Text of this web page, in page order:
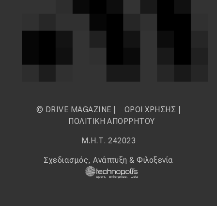
© DRIVE MAGAZINE | ΟΡΟΙ ΧΡΗΣΗΣ
ΠΟΛΙΤΙΚΗ ΑΠΟΡΡΗΤΟΥ
Μ.Η.Τ. 242023
Σχεδιασμός, Ανάπτυξη & Φιλοξενία